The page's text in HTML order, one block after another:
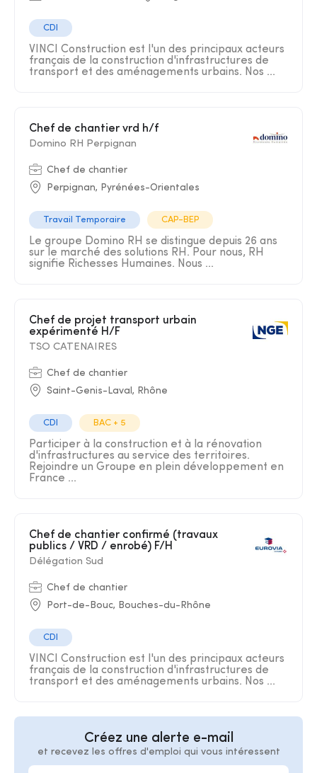
CDI
VINCI Construction est l'un des principaux acteurs
français de la construction d'infrastructures de
transport et des aménagements urbains. Nos ...
Chef de chantier vrd h/f
Domino RH Perpignan
Chef de chantier
Perpignan, Pyrénées-Orientales
Travail Temporaire CAP-BEP
Le groupe Domino RH se distingue depuis 26 ans
sur le marché des solutions RH. Pour nous, RH
signifie Richesses Humaines. Nous ...
Chef de projet transport urbain
expérimenté H/F
TSO CATENAIRES
Chef de chantier
Saint-Genis-Laval, Rhône
CDI BAC + 5
Participer à la construction et à la rénovation
d'infrastructures au service des territoires.
Rejoindre un Groupe en plein développement en
France ...
Chef de chantier confirmé (travaux
publics / VRD / enrobé) F/H
Délégation Sud
Chef de chantier
Port-de-Bouc, Bouches-du-Rhône
CDI
VINCI Construction est l'un des principaux acteurs
français de la construction d'infrastructures de
transport et des aménagements urbains. Nos ...
Créez une alerte e-mail
et recevez les offres d'emploi qui vous intéressent